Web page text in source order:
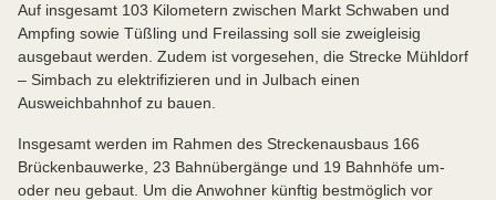
Auf insgesamt 103 Kilometern zwischen Markt Schwaben und
Ampfing sowie Tüßling und Freilassing soll sie zweigleisig
ausgebaut werden. Zudem ist vorgesehen, die Strecke Mühldorf
– Simbach zu elektrifizieren und in Julbach einen
Ausweichbahnhof zu bauen.
Insgesamt werden im Rahmen des Streckenausbaus 166
Brückenbauwerke, 23 Bahnübergänge und 19 Bahnhöfe um-
oder neu gebaut. Um die Anwohner künftig bestmöglich vor